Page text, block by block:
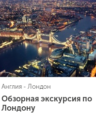
Англия - Лондон
Обзорная экскурсия по
Лондону